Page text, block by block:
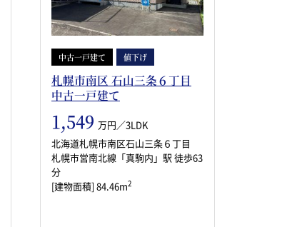
中古一戸建て 値下げ
札幌市南区 石山三条６丁目
中古一戸建て
1,549 万円／3LDK
北海道札幌市南区石山三条６丁目
札幌市営南北線「真駒内」駅 徒歩63
分
[建物面積] 84.46m2